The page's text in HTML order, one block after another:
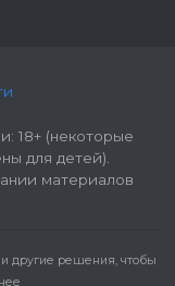
18+ (некоторые
для детей).
материалов
и другие решения, чтобы